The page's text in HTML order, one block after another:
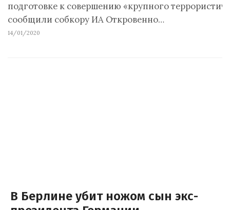
подготовке к совершению «крупного
сообщили собкору ИА Откровенно…
14/01/2020
В Берлине убит ножом сын экс-